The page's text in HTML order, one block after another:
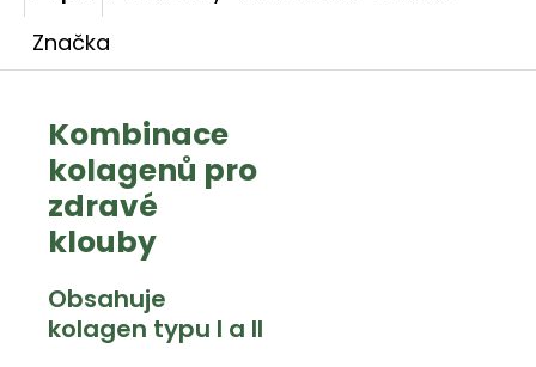
Značka
Kombinace
kolagenů pro
zdravé
klouby
Obsahuje
kolagen typu I a II